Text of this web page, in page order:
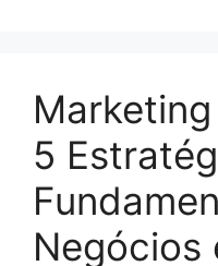
5
Negócios